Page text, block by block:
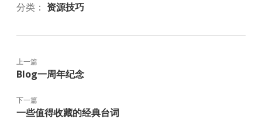
分类： 资源技巧
上一篇
Blog一周年纪念
下一篇
一些值得收藏的经典台词